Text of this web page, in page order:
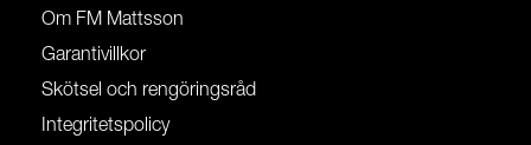
Om FM Mattsson
Garantivillkor
Skötsel och rengöringsråd
Integritetspolicy